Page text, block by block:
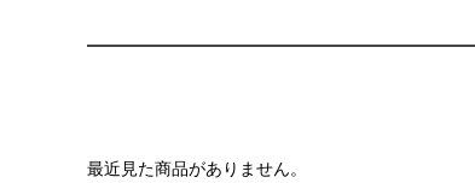
最近見た商品がありません。